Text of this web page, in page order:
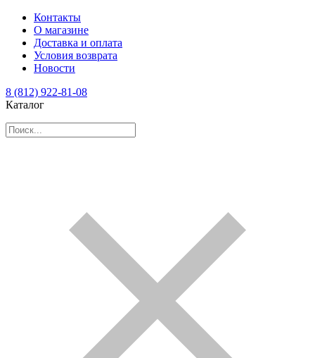
Контакты
О магазине
Доставка и оплата
Условия возврата
Новости
8 (812) 922-81-08
Каталог